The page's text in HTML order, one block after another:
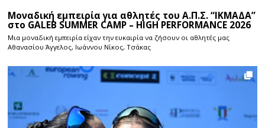
Μοναδική εμπειρία για αθλητές του Α.Π.Σ. “ΙΚΜΑΔΑ”
στο GALEB SUMMER CAMP – HIGH PERFORMANCE 2026
Μια μοναδική εμπειρία είχαν την ευκαιρία να ζήσουν οι αθλητές μας
Αθανασίου Άγγελος, Ιωάννου Νίκος, Τσάκας